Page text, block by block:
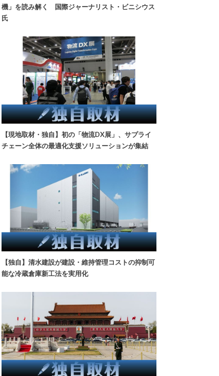
機」を読み解く 国際ジャーナリスト・ビニシウス
氏
【現地取材・独自】初の「物流DX展」、サプライ
チェーン全体の最適化支援ソリューションが集結
【独自】清水建設が建設・維持管理コストの抑制可
能な冷蔵倉庫新工法を実用化